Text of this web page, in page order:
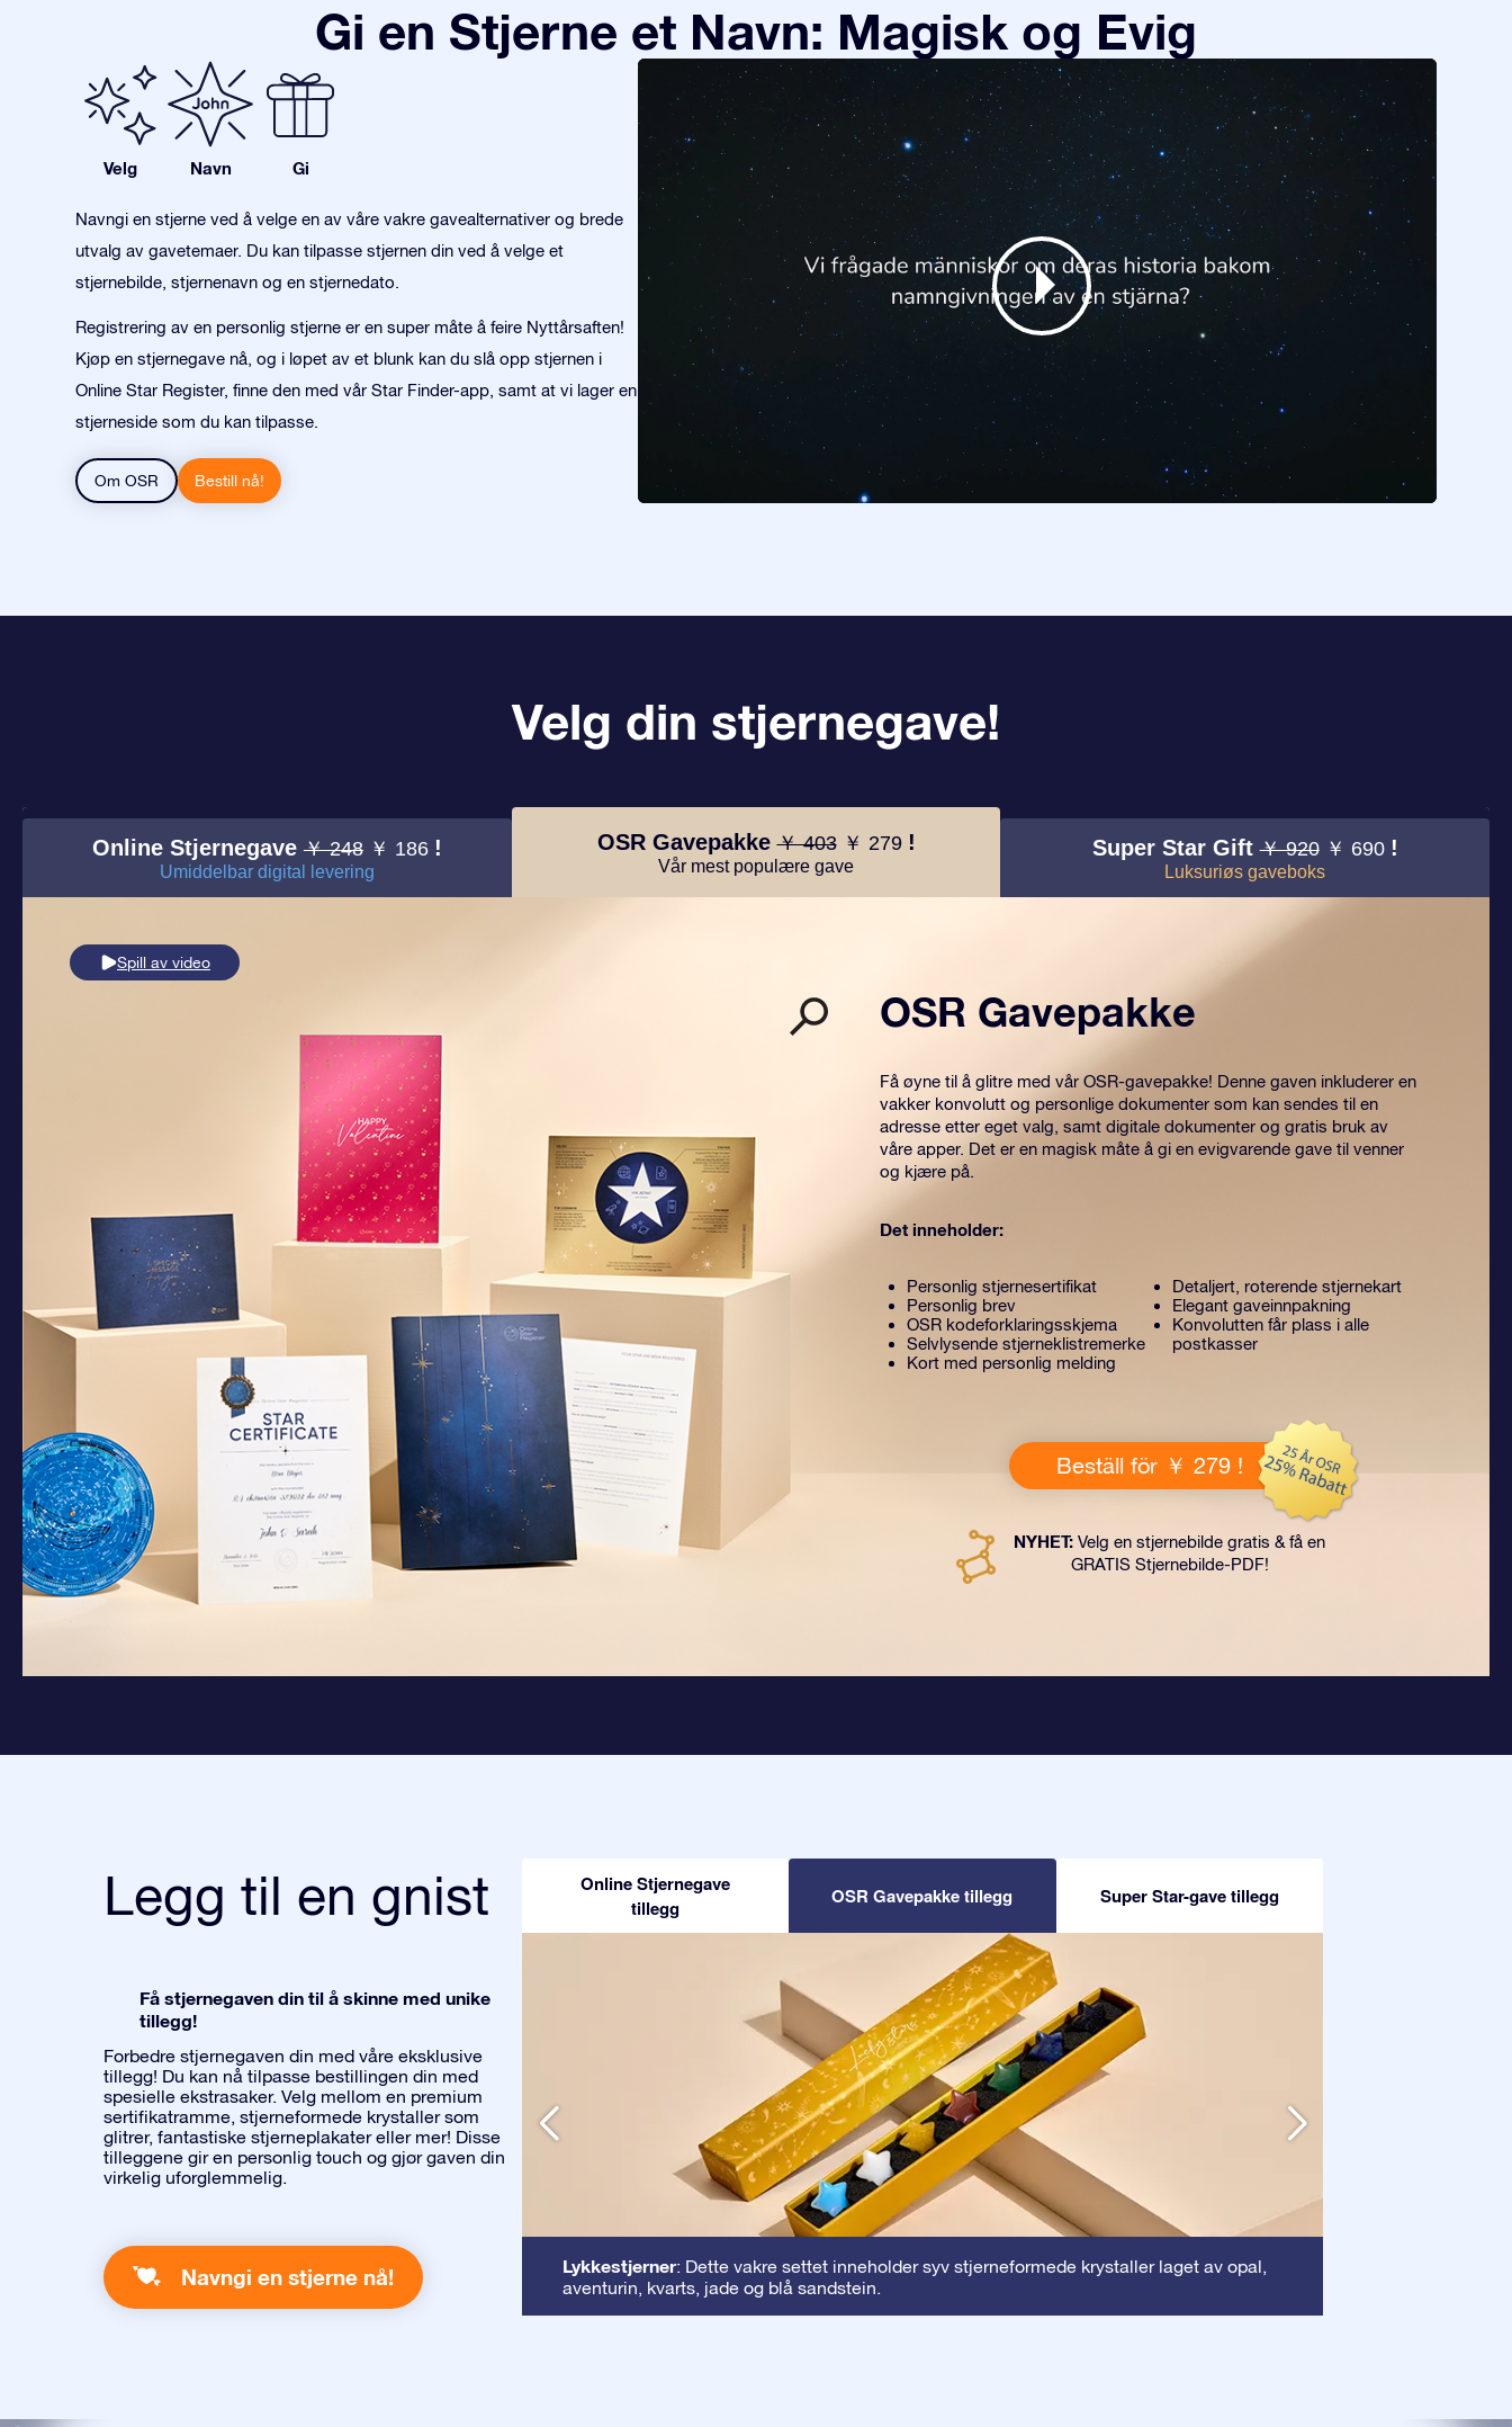
Gi en Stjerne et Navn: Magisk og Evig
Velg Navn Gi
Navngi en stjerne ved å velge en av våre vakre gavealternativer og brede
utvalg av gavetemaer. Du kan tilpasse stjernen din ved å velge et
stjernebilde, stjernenavn og en stjernedato.
Registrering av en personlig stjerne er en super måte å feire Nyttårsaften!
Kjøp en stjernegave nå, og i løpet av et blunk kan du slå opp stjernen i
Online Star Register, finne den med vår Star Finder-app, samt at vi lager en
stjerneside som du kan tilpasse.
Om OSR Bestill nå!
Velg din stjernegave!
Online Stjernegave￥ 248 ￥ 186 !
Umiddelbar digital levering
OSR Gavepakke￥ 403 ￥ 279 !
Vår mest populære gave
Super Star Gift￥ 920 ￥ 690 !
Luksuriøs gaveboks
Spill av video
OSR Gavepakke
Få øyne til å glitre med vår OSR-gavepakke! Denne gaven inkluderer en
vakker konvolutt og personlige dokumenter som kan sendes til en
adresse etter eget valg, samt digitale dokumenter og gratis bruk av
våre apper. Det er en magisk måte å gi en evigvarende gave til venner
og kjære på.
Det inneholder:
Personlig stjernesertifikat
Personlig brev
OSR kodeforklaringsskjema
Selvlysende stjerneklistremerke
Kort med personlig melding
Detaljert, roterende stjernekart
Elegant gaveinnpakning
Konvolutten får plass i alle
postkasser
Beställ för ￥ 279 !
NYHET: Velg en stjernebilde gratis & få en
GRATIS Stjernebilde-PDF!
Legg til en gnist
Få stjernegaven din til å skinne med unike
tillegg!
Forbedre stjernegaven din med våre eksklusive
tillegg! Du kan nå tilpasse bestillingen din med
spesielle ekstrasaker. Velg mellom en premium
sertifikatramme, stjerneformede krystaller som
glitrer, fantastiske stjerneplakater eller mer! Disse
tilleggene gir en personlig touch og gjør gaven din
virkelig uforglemmelig.
Navngi en stjerne nå!
Online Stjernegave
tillegg
OSR Gavepakke tillegg Super Star-gave tillegg
Lykkestjerner: Dette vakre settet inneholder syv stjerneformede krystaller laget av opal,
aventurin, kvarts, jade og blå sandstein.